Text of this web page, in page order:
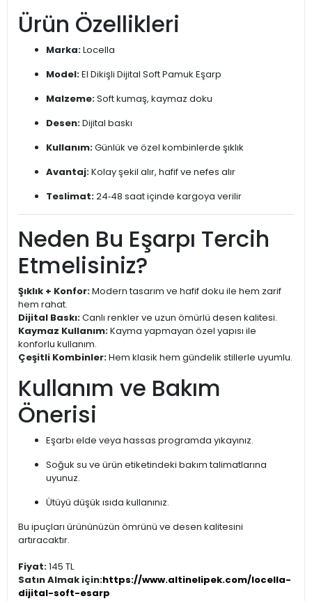
Ürün Özellikleri
Marka:Locella
Model:El Dikişli Dijital Soft Pamuk Eşarp
Malzeme:Soft kumaş, kaymaz doku
Desen:Dijital baskı
Kullanım:Günlük ve özel kombinlerde şıklık
Avantaj:Kolay şekil alır, hafif ve nefes alır
Teslimat:24‑48 saat içinde kargoya verilir
Neden Bu Eşarpı Tercih
Etmelisiniz?
Şıklık + Konfor:Modern tasarım ve hafif doku ile hem zarif
hem rahat.
Dijital Baskı:Canlı renkler ve uzun ömürlü desen kalitesi.
Kaymaz Kullanım:Kayma yapmayan özel yapısı ile
konforlu kullanım.
Çeşitli Kombinler:Hem klasik hem gündelik stillerle uyumlu.
Kullanım ve Bakım
Önerisi
Eşarbı elde veya hassas programda yıkayınız.
Soğuk su ve ürün etiketindeki bakım talimatlarına
uyunuz.
Ütüyü düşük ısıda kullanınız.
Bu ipuçları ürününüzün ömrünü ve desen kalitesini
artıracaktır.
Fiyat:145 TL
Satın Almak için:https://www.altinelipek.com/locella-
dijital-soft-esarp